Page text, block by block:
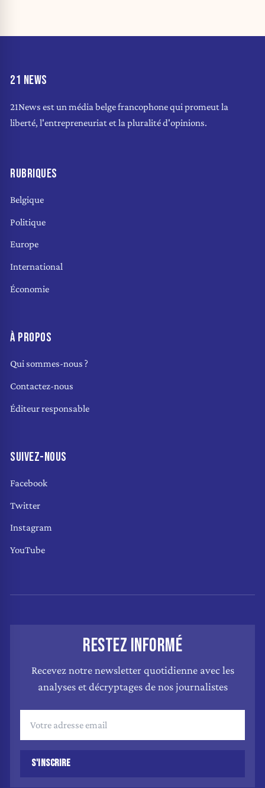
21 NEWS
21News est un média belge francophone qui promeut la
liberté, l'entrepreneuriat et la pluralité d'opinions.
RUBRIQUES
Belgique
Politique
Europe
International
Économie
À PROPOS
Qui sommes-nous ?
Contactez-nous
Éditeur responsable
SUIVEZ-NOUS
Facebook
Twitter
Instagram
YouTube
RESTEZ INFORMÉ
Recevez notre newsletter quotidienne avec les
analyses et décryptages de nos journalistes
S'INSCRIRE